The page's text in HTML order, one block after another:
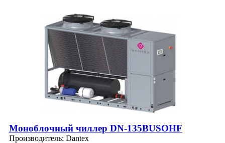
Моноблочный чиллер DN-135BUSOHF
Производитель: Dantex